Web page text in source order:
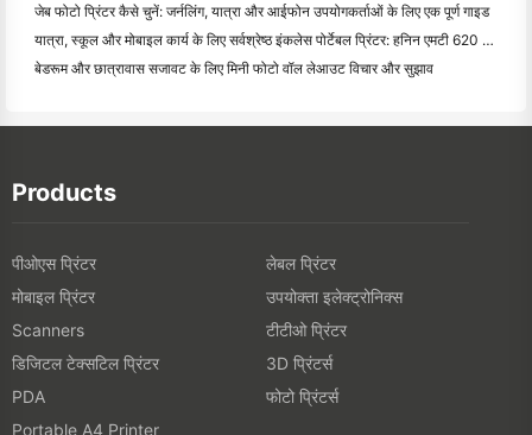
जेब फोटो प्रिंटर कैसे चुनें: जर्नलिंग, यात्रा और आईफोन उपयोगकर्ताओं के लिए एक पूर्ण गाइड
यात्रा, स्कूल और मोबाइल कार्य के लिए सर्वश्रेष्ठ इंकलेस पोर्टेबल प्रिंटर: हनिन एमटी 620 प्रो समीक्षा
बेडरूम और छात्रावास सजावट के लिए मिनी फोटो वॉल लेआउट विचार और सुझाव
Products
पीओएस प्रिंटर
लेबल प्रिंटर
मोबाइल प्रिंटर
उपयोक्ता इलेक्ट्रोनिक्स
Scanners
टीटीओ प्रिंटर
डिजिटल टेक्सटिल प्रिंटर
3D प्रिंटर्स
PDA
फोटो प्रिंटर्स
Portable A4 Printer